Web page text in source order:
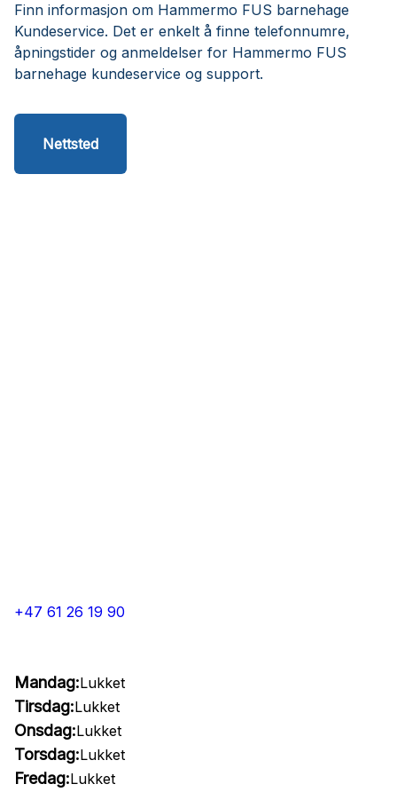
Finn informasjon om Hammermo FUS barnehage
Kundeservice. Det er enkelt å finne telefonnumre,
åpningstider og anmeldelser for Hammermo FUS
barnehage kundeservice og support.
Nettsted
+47 61 26 19 90
Mandag:Lukket
Tirsdag:Lukket
Onsdag:Lukket
Torsdag:Lukket
Fredag:Lukket